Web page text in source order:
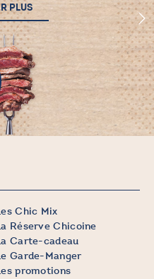
PLUS
Chic Mix
Réserve Chicoine
Carte-cadeau
Garde-Manger
promotions